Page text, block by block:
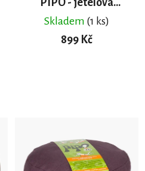
zelená
Skladem (1 ks)
899 Kč